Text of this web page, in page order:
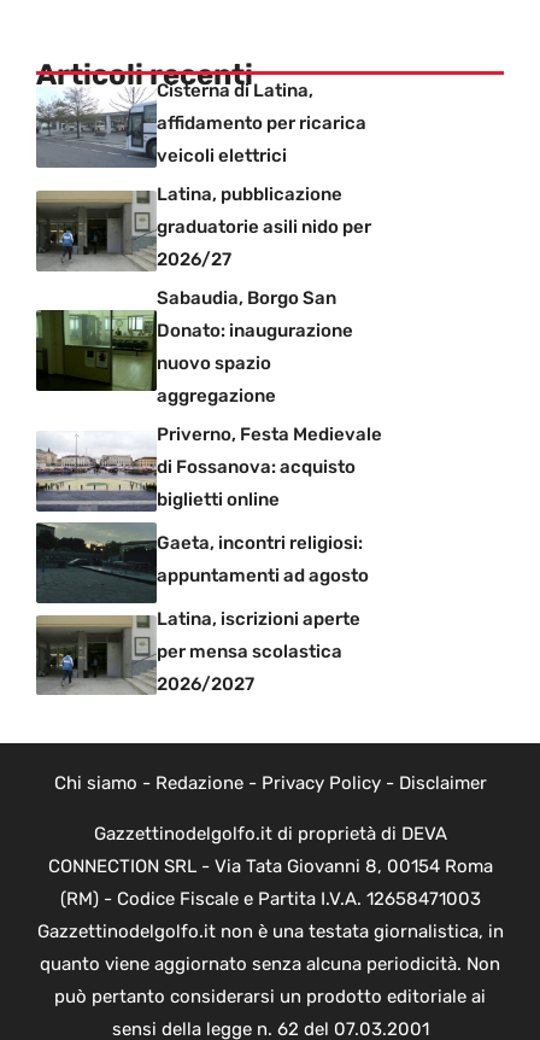
Articoli recenti
Cisterna di Latina,
affidamento per ricarica
veicoli elettrici
Latina, pubblicazione
graduatorie asili nido per
2026/27
Sabaudia, Borgo San
Donato: inaugurazione
nuovo spazio
aggregazione
Priverno, Festa Medievale
di Fossanova: acquisto
biglietti online
Gaeta, incontri religiosi:
appuntamenti ad agosto
Latina, iscrizioni aperte
per mensa scolastica
2026/2027
Chi siamo - Redazione- Privacy Policy- Disclaimer
Gazzettinodelgolfo.it di proprietà di DEVA
CONNECTION SRL - Via Tata Giovanni 8, 00154 Roma
(RM) - Codice Fiscale e Partita I.V.A. 12658471003
Gazzettinodelgolfo.it non è una testata giornalistica, in
quanto viene aggiornato senza alcuna periodicità. Non
può pertanto considerarsi un prodotto editoriale ai
sensi della legge n. 62 del 07.03.2001